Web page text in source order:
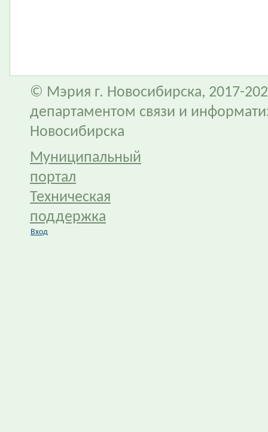
© Мэрия г. Новосибирска, 2017-
департаментом связи и
Новосибирска
Муниципальный
портал
Техническая
поддержка
Вход